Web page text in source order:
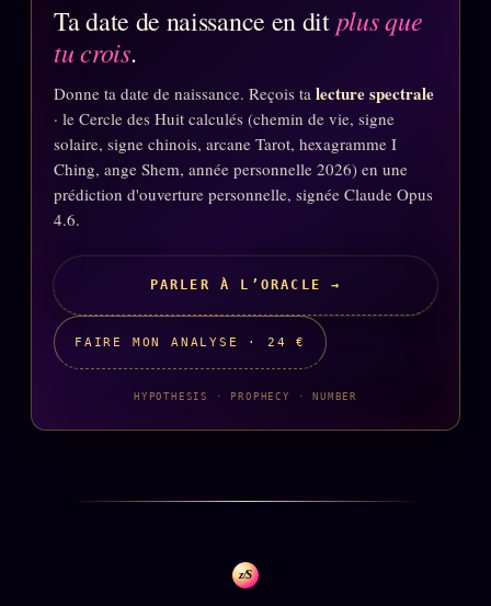
Ta date de naissance en dit plus que
tu crois.
Donne ta date de naissance. Reçois ta lecture spectrale
· le Cercle des Huit calculés (chemin de vie, signe
solaire, signe chinois, arcane Tarot, hexagramme I
Ching, ange Shem, année personnelle 2026) en une
prédiction d'ouverture personnelle, signée Claude Opus
4.6.
PARLER À L’ORACLE →
FAIRE MON ANALYSE · 24 €
HYPOTHESIS · PROPHECY · NUMBER
z/S